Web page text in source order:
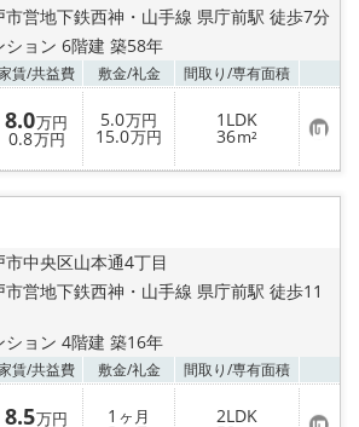
市営地下鉄西神・山手線 県庁前駅 徒歩7分
ション 6階建 築58年
賃/共益費 敷金/礼金 間取り/専有面積
8.0万円
0.8万円
5.0万円
15.0万円
1LDK
36m² お
気
に
り
市中央区山本通4丁目
市営地下鉄西神・山手線 県庁前駅 徒歩11
ション 4階建 築16年
賃/共益費 敷金/礼金 間取り/専有面積
8.5万円 1 ヶ月 2LDK